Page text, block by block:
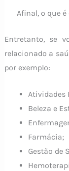
Afinal, o que
Entretanto, se
relacionado a
por exemplo:
Atividades
Beleza e
Farmácia;
Gestão de